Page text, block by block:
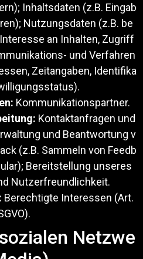
Inhaltsdaten (z.B. Eingab
Nutzungsdaten (z.B. be
an Inhalten, Zugriff
und Verfahren
Zeitangaben, Identifika
Kommunikationspartner.
Kontaktanfragen und
und Beantwortung v
(z.B. Sammeln von Feedb
Bereitstellung unseres
Nutzerfreundlichkeit.
Berechtigte Interessen (Art.
Netzwe